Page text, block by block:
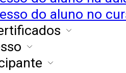
do aluno no